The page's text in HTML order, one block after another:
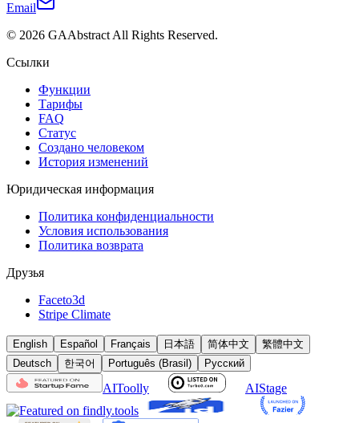
Email
© 2026 GAAbstract All Rights Reserved.
Ссылки
Функции
Тарифы
FAQ
Статус
Создано человеком
История изменений
Юридическая информация
Политика конфиденциальности
Условия использования
Политика возврата
Друзья
Faceto3d
Stripe Climate
English Español Français 日本語 简体中文
繁體中文
Deutsch
한국어 Português (Brasil) Русский
AIToolly AIStage